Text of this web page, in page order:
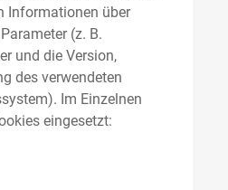
Informationen über
(z. B.
und die Version,
des verwendeten
Im Einzelnen
eingesetzt: